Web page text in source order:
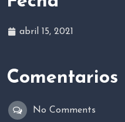
abril 15, 2021
Comentarios
No Comments